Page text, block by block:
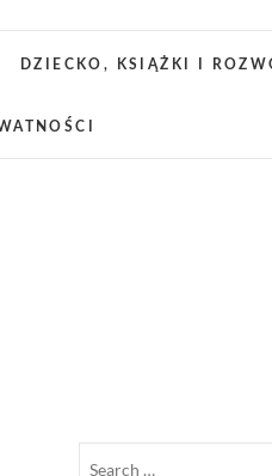
CIEKAWE PROJEKTY
DZIECKO, KSIĄŻKI I